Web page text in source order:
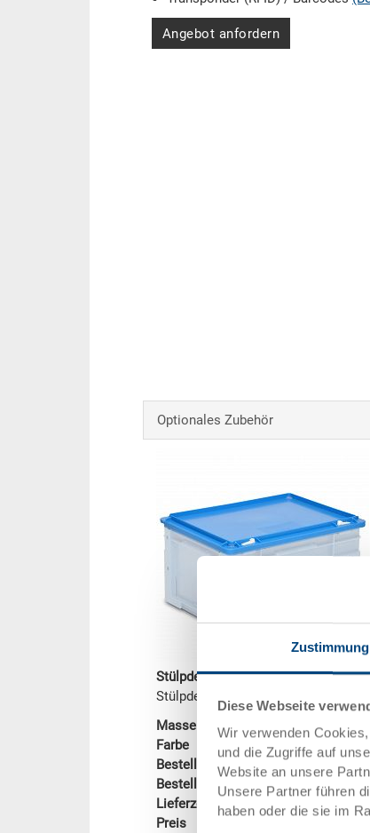
Zustimmung
Diese Webseite
Wir verwenden
und die Zugriffe auf
Website an unsere
Unsere Partner führen
haben oder die sie im
Angebot anfordern
Optionales Zubehör
Stülpdeckel
Stülpdeckel 400x300x26 mm
Masse
400 x 300
Farbe
Bestell Nr.
3-924-3-
Bestellmenge
ab 500 Stück
Lieferzeit
Auf Anfrage
Preis